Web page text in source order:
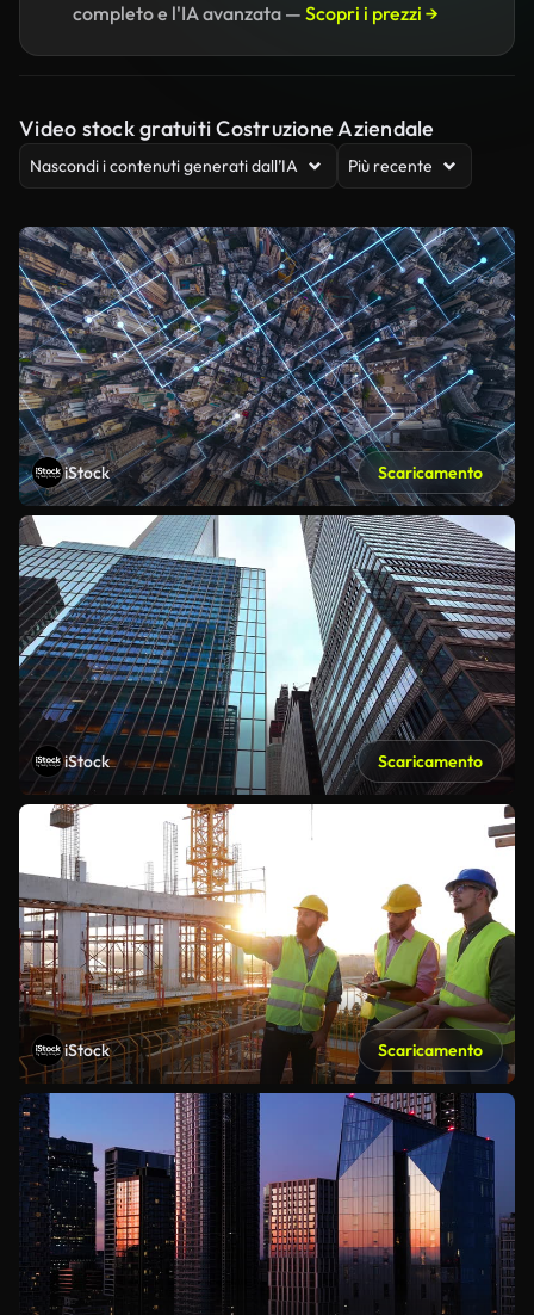
completo e l'IA avanzata — Scopri i prezzi →
Video stock gratuiti Costruzione Aziendale
Nascondi i contenuti generati dall’IA Più recente
iStock Scaricamento
iStock Scaricamento
iStock Scaricamento